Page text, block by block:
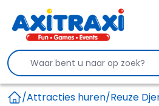
/Attracties huren/Reuze